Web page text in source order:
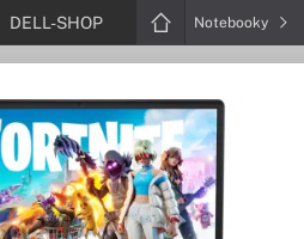
DELL-SHOP Notebooky